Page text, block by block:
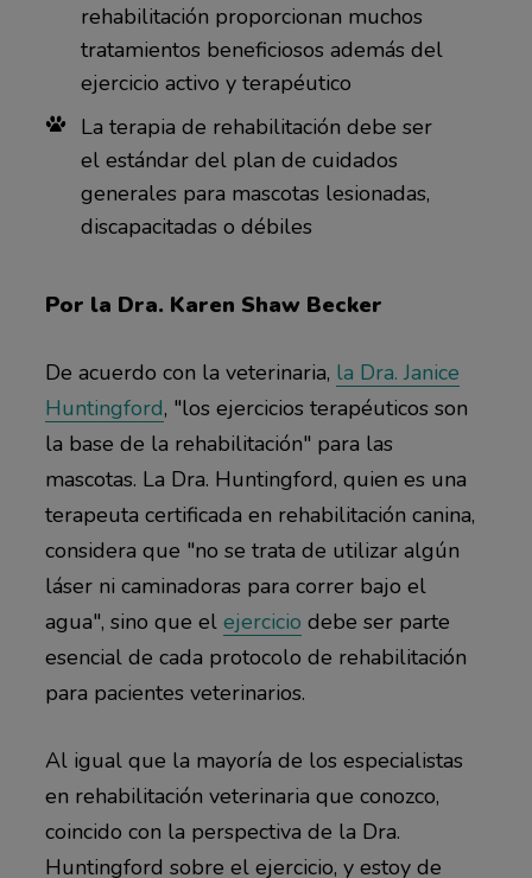
rehabilitación proporcionan muchos
tratamientos beneficiosos además del
ejercicio activo y terapéutico
La terapia de rehabilitación debe ser
el estándar del plan de cuidados
generales para mascotas lesionadas,
discapacitadas o débiles
Por la Dra. Karen Shaw Becker
De acuerdo con la veterinaria, la Dra. Janice
Huntingford, "los ejercicios terapéuticos son
la base de la rehabilitación" para las
mascotas. La Dra. Huntingford, quien es una
terapeuta certificada en rehabilitación canina,
considera que "no se trata de utilizar algún
láser ni caminadoras para correr bajo el
agua", sino que el ejercicio debe ser parte
esencial de cada protocolo de rehabilitación
para pacientes veterinarios.
Al igual que la mayoría de los especialistas
en rehabilitación veterinaria que conozco,
coincido con la perspectiva de la Dra.
Huntingford sobre el ejercicio, y estoy de